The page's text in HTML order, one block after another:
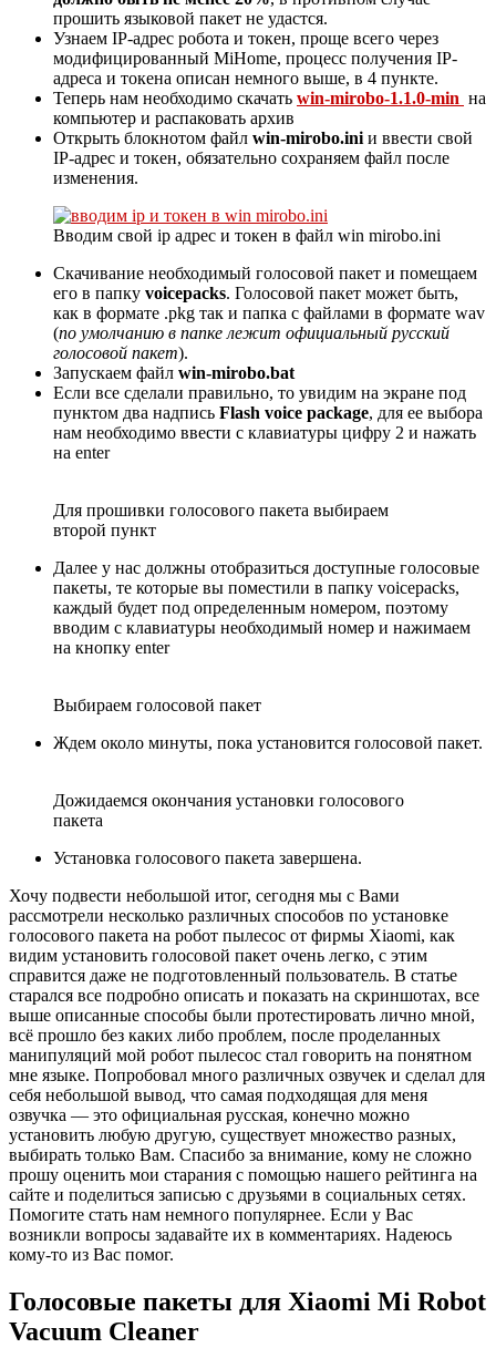
прошить языковой пакет не удастся.
Узнаем IP-адрес робота и токен, проще всего через
модифицированный MiHome, процесс получения IP-
адреса и токена описан немного выше, в 4 пункте.
Теперь нам необходимо скачать win-mirobo-1.1.0-min на
компьютер и распаковать архив
Открыть блокнотом файл win-mirobo.ini и ввести свой
IP-адрес и токен, обязательно сохраняем файл после
изменения.
Вводим свой ip адрес и токен в файл win mirobo.ini
Скачивание необходимый голосовой пакет и помещаем
его в папку voicepacks. Голосовой пакет может быть,
как в формате .pkg так и папка с файлами в формате wav
(по умолчанию в папке лежит официальный русский
голосовой пакет).
Запускаем файл win-mirobo.bat
Если все сделали правильно, то увидим на экране под
пунктом два надпись Flash voice package, для ее выбора
нам необходимо ввести с клавиатуры цифру 2 и нажать
на enter
Для прошивки голосового пакета выбираем
второй пункт
Далее у нас должны отобразиться доступные голосовые
пакеты, те которые вы поместили в папку voicepacks,
каждый будет под определенным номером, поэтому
вводим с клавиатуры необходимый номер и нажимаем
на кнопку enter
Выбираем голосовой пакет
Ждем около минуты, пока установится голосовой пакет.
Дожидаемся окончания установки голосового
пакета
Установка голосового пакета завершена.
Хочу подвести небольшой итог, сегодня мы с Вами
рассмотрели несколько различных способов по установке
голосового пакета на робот пылесос от фирмы Xiaomi, как
видим установить голосовой пакет очень легко, с этим
справится даже не подготовленный пользователь. В статье
старался все подробно описать и показать на скриншотах, все
выше описанные способы были протестировать лично мной,
всё прошло без каких либо проблем, после проделанных
манипуляций мой робот пылесос стал говорить на понятном
мне языке. Попробовал много различных озвучек и сделал для
себя небольшой вывод, что самая подходящая для меня
озвучка — это официальная русская, конечно можно
установить любую другую, существует множество разных,
выбирать только Вам. Спасибо за внимание, кому не сложно
прошу оценить мои старания с помощью нашего рейтинга на
сайте и поделиться записью с друзьями в социальных сетях.
Помогите стать нам немного популярнее. Если у Вас
возникли вопросы задавайте их в комментариях. Надеюсь
кому-то из Вас помог.
Голосовые пакеты для Xiaomi Mi Robot
Vacuum Cleaner